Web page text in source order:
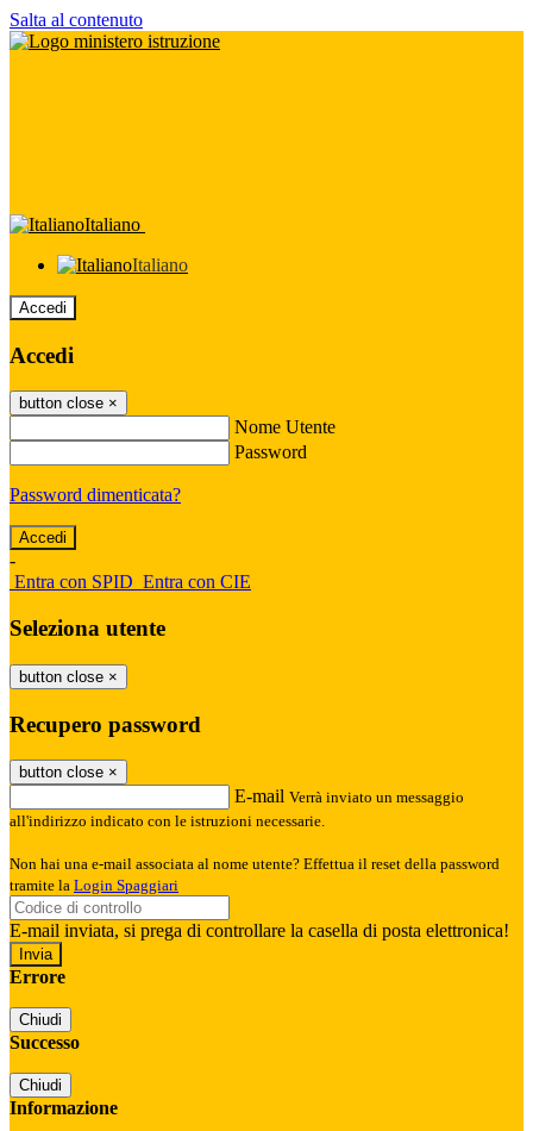
Salta al contenuto
Italiano
Italiano
Accedi
Accedi
button close ×
Nome Utente
Password
Password dimenticata?
-
Entra con SPID Entra con CIE
Seleziona utente
button close ×
Recupero password
button close ×
E-mail Verrà inviato un messaggio
all'indirizzo indicato con le istruzioni necessarie.
Non hai una e-mail associata al nome utente? Effettua il reset della password
tramite la Login Spaggiari
E-mail inviata, si prega di controllare la casella di posta elettronica!
Errore
Chiudi
Successo
Chiudi
Informazione